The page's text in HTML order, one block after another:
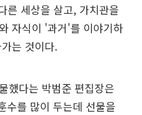
른 세상을 살고, 가치관을
자식이 '과거'를 이야기하
는 것이다.
했다는 박범준 편집장은
수를 많이 두는데 선물을